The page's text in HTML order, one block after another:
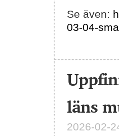
Se även:
03-04-
läns
2026-02-